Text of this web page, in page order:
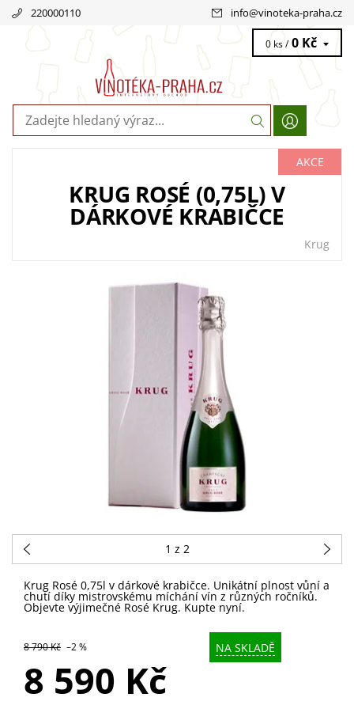
220000110 info@vinoteka-praha.cz
0 ks / 0 Kč
AKCE
KRUG ROSÉ (0,75L) V
DÁRKOVÉ KRABIČCE
Krug
1 z 2
Krug Rosé 0,75l v dárkové krabičce. Unikátní plnost vůní a
chutí díky mistrovskému míchání vín z různých ročníků.
Objevte výjimečné Rosé Krug. Kupte nyní.
8 790 Kč –2 % NA SKLADĚ
8 590 Kč